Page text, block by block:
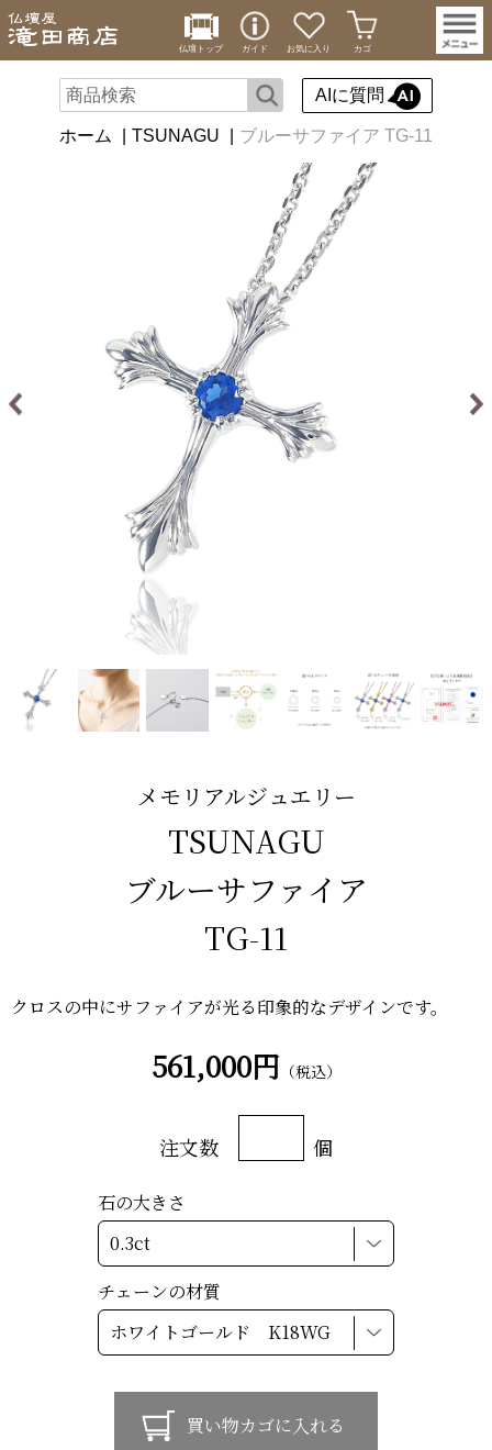
仏壇トップ ガイド お気に入り カゴ
AIに質問
ホーム TSUNAGU ブルーサファイア TG-11
メモリアルジュエリー
TSUNAGU
ブルーサファイア
TG-11
クロスの中にサファイアが光る印象的なデザインです。
561,000円 （税込）
注文数 個
石の大きさ
チェーンの材質